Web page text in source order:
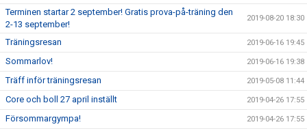
Terminen startar 2 september! Gratis prova-på-träning den
2-13 september!
2019-08-20 18:30
Träningsresan 2019-06-16 19:45
Sommarlov! 2019-06-16 19:38
Träff inför träningsresan 2019-05-08 11:44
Core och boll 27 april inställt 2019-04-26 17:55
Försommargympa! 2019-04-26 17:55